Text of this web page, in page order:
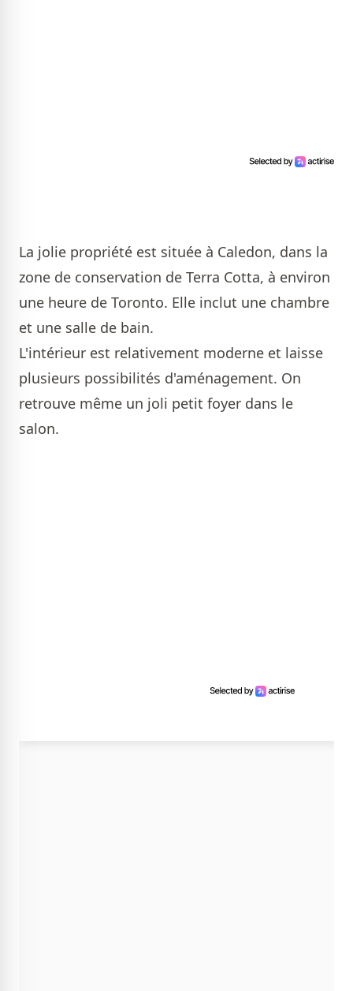
La jolie propriété est située à Caledon, dans la
zone de conservation de Terra Cotta, à environ
une heure de Toronto. Elle inclut une chambre
et une salle de bain.
L'intérieur est relativement moderne et laisse
plusieurs possibilités d'aménagement. On
retrouve même un joli petit foyer dans le
salon.